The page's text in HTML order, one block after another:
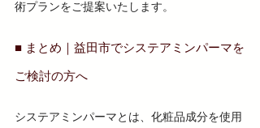
術プランをご提案いたします。
■ まとめ｜益田市でシステアミンパーマを
ご検討の方へ
システアミンパーマとは、化粧品成分を使用